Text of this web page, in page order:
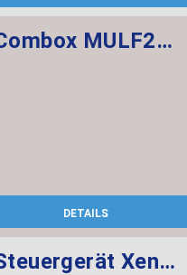
Combox MULF2 High Basis SVS
DETAILS
Steuergerät Xenon-Licht